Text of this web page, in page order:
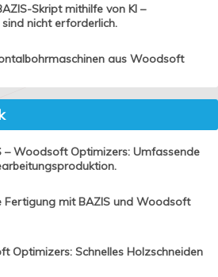
Skript mithilfe von KI –
nicht erforderlich.
aus Woodsoft
– Woodsoft Optimizers: Umfassende
Fertigung mit BAZIS und Woodsoft
Optimizers: Schnelles Holzschneiden